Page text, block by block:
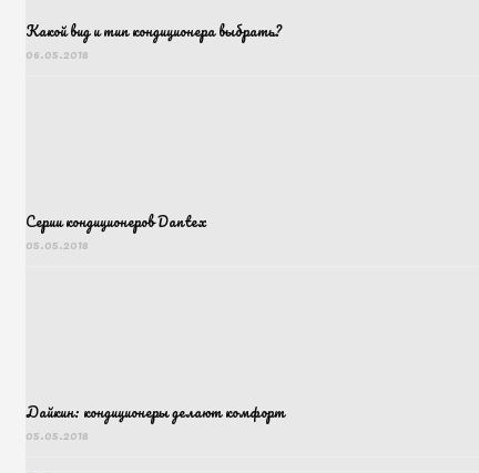
Какой вид и тип кондиционера выбрать?
06.05.2018
Серии кондиционеров Dantex
05.05.2018
Дайкин: кондиционеры делают комфорт
05.05.2018